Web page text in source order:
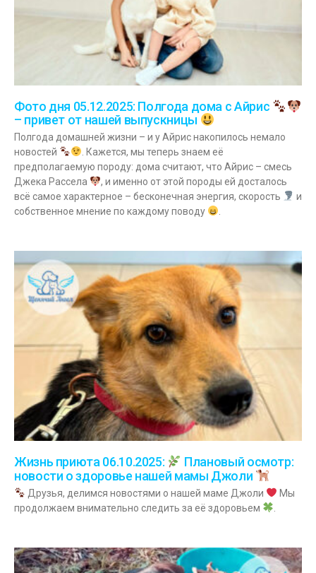
Фото дня 05.12.2025: Полгода дома с Айрис
– привет от нашей выпускницы
Полгода домашней жизни – и у Айрис накопилось немало
новостей
. Кажется, мы теперь знаем её
предполагаемую породу: дома считают, что Айрис – смесь
Джека Рассела
, и именно от этой породы ей досталось
всё самое характерное – бесконечная энергия, скорость
и
собственное мнение по каждому поводу
Жизнь приюта 06.10.2025:
Плановый осмотр:
новости о здоровье нашей мамы Джоли
Друзья, делимся новостями о нашей маме Джоли
Мы
продолжаем внимательно следить за её здоровьем